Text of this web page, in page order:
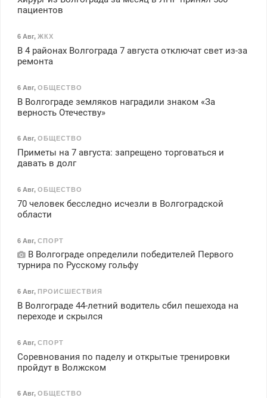
пациентов
6 Авг, ЖКХ
В 4 районах Волгограда 7 августа отключат свет из-за
ремонта
6 Авг, ОБЩЕСТВО
В Волгограде земляков наградили знаком «За
верность Отечеству»
6 Авг, ОБЩЕСТВО
Приметы на 7 августа: запрещено торговаться и
давать в долг
6 Авг, ОБЩЕСТВО
70 человек бесследно исчезли в Волгоградской
области
6 Авг, СПОРТ
В Волгограде определили победителей Первого
турнира по Русскому гольфу
6 Авг, ПРОИСШЕСТВИЯ
В Волгограде 44-летний водитель сбил пешехода на
переходе и скрылся
6 Авг, СПОРТ
Соревнования по паделу и открытые тренировки
пройдут в Волжском
6 Авг, ОБЩЕСТВО